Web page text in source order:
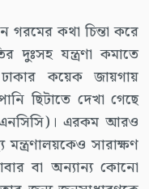
গরমের কথা চিন্তা করে
দুঃসহ যন্ত্রণা কমাতে
কয়েক জায়গায়
ছিটাতে দেখা গেছে
এরকম আরও
মন্ত্রণালয়কেও সারাক্ষণ
বা অন্যান্য কোনো